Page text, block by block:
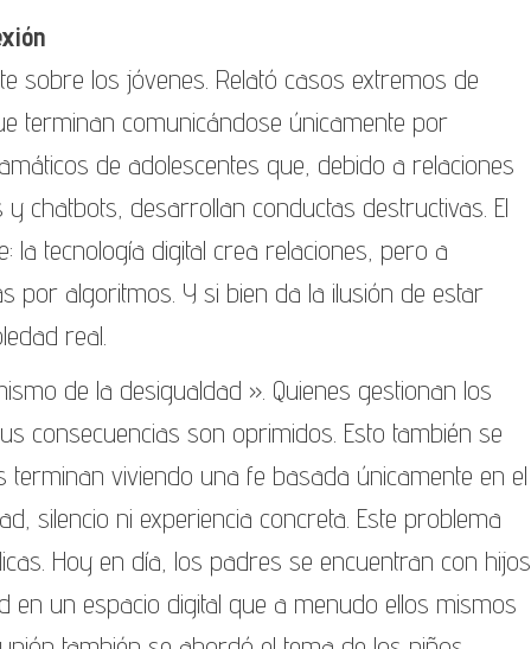
sobre los jóvenes. Relató casos extremos de
terminan comunicándose únicamente por
de adolescentes que, debido a relaciones
chatbots, desarrollan conductas destructivas. El
la tecnología digital crea relaciones, pero a
por algoritmos. Y si bien da la ilusión de estar
real.
de la desigualdad ». Quienes gestionan los
consecuencias son oprimidos. Esto también se
viviendo una fe basada únicamente en el
silencio ni experiencia concreta. Este problema
Hoy en día, los padres se encuentran con hijos
un espacio digital que a menudo ellos mismos